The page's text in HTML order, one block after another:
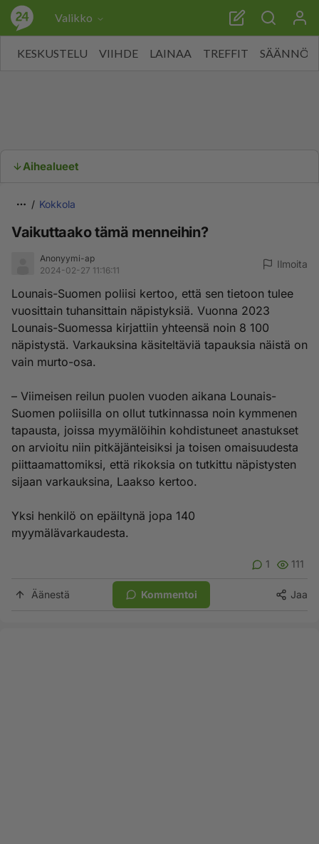
Valikko
KESKUSTELU VIIHDE LAINAA TREFFIT SÄÄNNÖT
Aihealueet
Kokkola
Vaikuttaako tämä menneihin?
Anonyymi-ap
2024-02-27 11:16:11
Ilmoita
Lounais-Suomen poliisi kertoo, että sen tietoon tulee
vuosittain tuhansittain näpistyksiä. Vuonna 2023
Lounais-Suomessa kirjattiin yhteensä noin 8 100
näpistystä. Varkauksina käsiteltäviä tapauksia näistä on
vain murto-osa.
– Viimeisen reilun puolen vuoden aikana Lounais-
Suomen poliisilla on ollut tutkinnassa noin kymmenen
tapausta, joissa myymälöihin kohdistuneet anastukset
on arvioitu niin pitkäjänteisiksi ja toisen omaisuudesta
piittaamattomiksi, että rikoksia on tutkittu näpistysten
sijaan varkauksina, Laakso kertoo.
Yksi henkilö on epäiltynä jopa 140
myymälävarkaudesta.
1 111
Äänestä Kommentoi Jaa